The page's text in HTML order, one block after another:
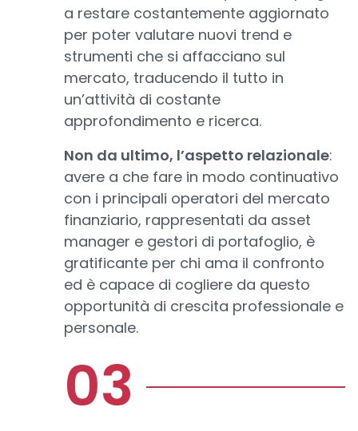
a restare costantemente aggiornato
per poter valutare nuovi trend e
strumenti che si affacciano sul
mercato, traducendo il tutto in
un’attività di costante
approfondimento e ricerca.
Non da ultimo, l’aspetto relazionale:
avere a che fare in modo continuativo
con i principali operatori del mercato
finanziario, rappresentati da asset
manager e gestori di portafoglio, è
gratificante per chi ama il confronto
ed è capace di cogliere da questo
opportunità di crescita professionale e
personale.